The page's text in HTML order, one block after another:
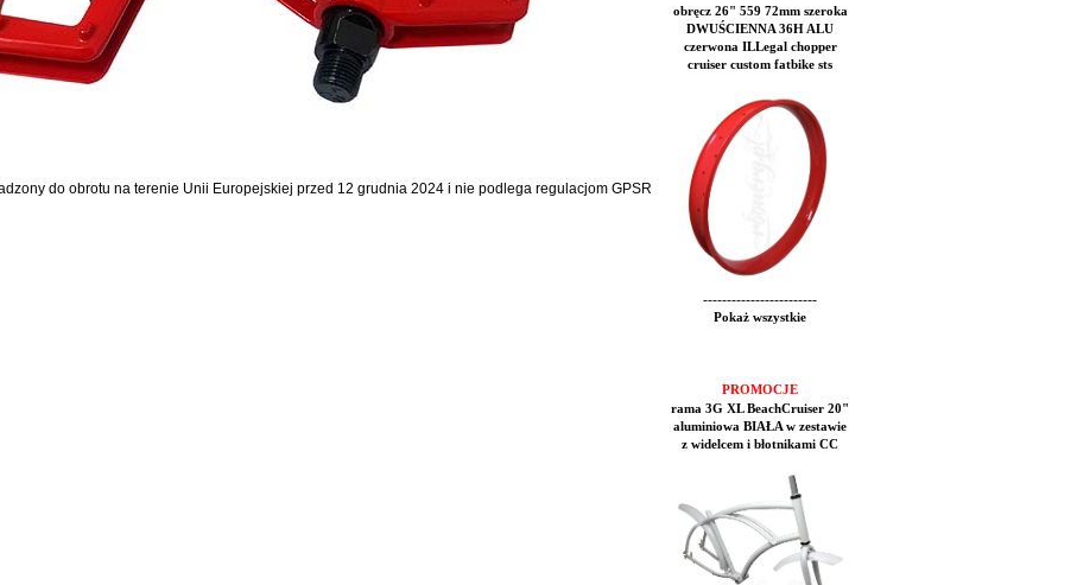
do obrotu na terenie Unii Europejskiej przed 12 grudnia 2024 i nie podlega regulacjom GPSR
obręcz 26" 559 72mm szeroka
DWUŚCIENNA 36H ALU
czerwona ILLegal chopper
cruiser custom fatbike sts
------------------------
Pokaż wszystkie
PROMOCJE
rama 3G XL BeachCruiser 20"
aluminiowa BIAŁA w zestawie
z widelcem i błotnikami CC